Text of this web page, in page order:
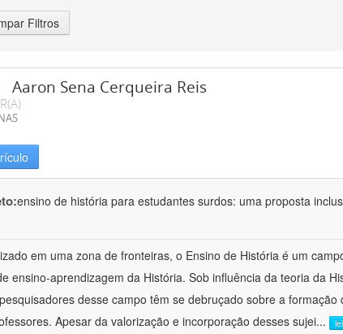
Filtros
Aaron Sena Cerqueira Reis
ensino de história para estudantes surdos: uma proposta
em uma zona de fronteiras, o Ensino de História é um
ensino-aprendizagem da História. Sob influência da teoria da
desse campo têm se debruçado sobre a formação
Apesar da valorização e incorporação desses sujei...